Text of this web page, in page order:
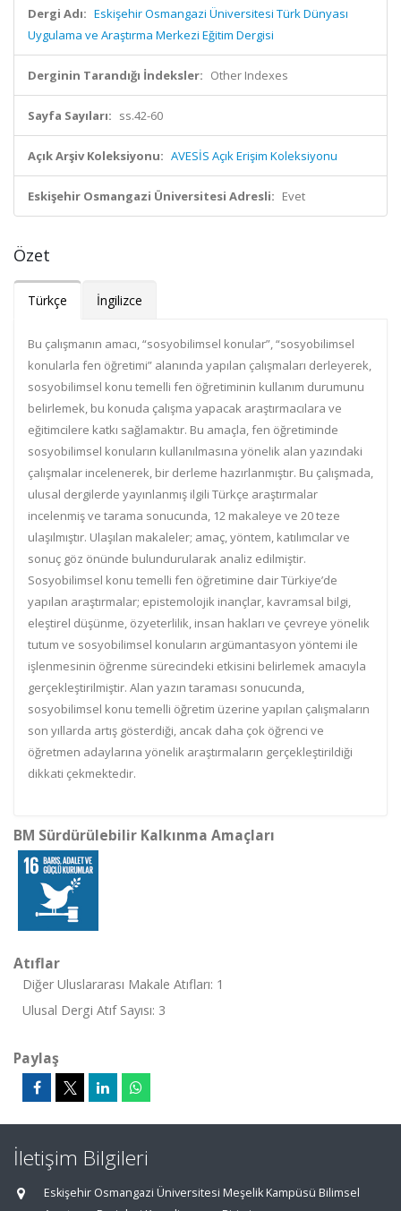
Dergi Adı: Eskişehir Osmangazi Üniversitesi Türk Dünyası
Uygulama ve Araştırma Merkezi Eğitim Dergisi
Derginin Tarandığı İndeksler: Other Indexes
Sayfa Sayıları: ss.42-60
Açık Arşiv Koleksiyonu: AVESİS Açık Erişim Koleksiyonu
Eskişehir Osmangazi Üniversitesi Adresli: Evet
Özet
Türkçe İngilizce
Bu çalışmanın amacı, “sosyobilimsel konular”, “sosyobilimsel
konularla fen öğretimi” alanında yapılan çalışmaları derleyerek,
sosyobilimsel konu temelli fen öğretiminin kullanım durumunu
belirlemek, bu konuda çalışma yapacak araştırmacılara ve
eğitimcilere katkı sağlamaktır. Bu amaçla, fen öğretiminde
sosyobilimsel konuların kullanılmasına yönelik alan yazındaki
çalışmalar incelenerek, bir derleme hazırlanmıştır. Bu çalışmada,
ulusal dergilerde yayınlanmış ilgili Türkçe araştırmalar
incelenmiş ve tarama sonucunda, 12 makaleye ve 20 teze
ulaşılmıştır. Ulaşılan makaleler; amaç, yöntem, katılımcılar ve
sonuç göz önünde bulundurularak analiz edilmiştir.
Sosyobilimsel konu temelli fen öğretimine dair Türkiye’de
yapılan araştırmalar; epistemolojik inançlar, kavramsal bilgi,
eleştirel düşünme, özyeterlilik, insan hakları ve çevreye yönelik
tutum ve sosyobilimsel konuların argümantasyon yöntemi ile
işlenmesinin öğrenme sürecindeki etkisini belirlemek amacıyla
gerçekleştirilmiştir. Alan yazın taraması sonucunda,
sosyobilimsel konu temelli öğretim üzerine yapılan çalışmaların
son yıllarda artış gösterdiği, ancak daha çok öğrenci ve
öğretmen adaylarına yönelik araştırmaların gerçekleştirildiği
dikkati çekmektedir.
BM Sürdürülebilir Kalkınma Amaçları
Atıflar
Diğer Uluslararası Makale Atıfları: 1
Ulusal Dergi Atıf Sayısı: 3
Paylaş
İletişim Bilgileri
Eskişehir Osmangazi Üniversitesi Meşelik Kampüsü Bilimsel